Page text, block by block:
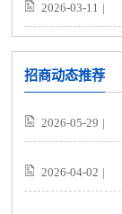
2026-03-11
招商动态推荐
2026-05-29
2026-04-02